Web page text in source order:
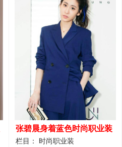
张碧晨身着蓝色时尚职业装
服装图片
栏目： 时尚职业装